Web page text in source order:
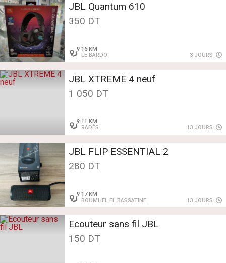
JBL Quantum 610
350 DT
16 KM
LE BARDO
3 JOURS
JBL XTREME 4 neuf
1 050 DT
11 KM
RADÈS
13 JOURS
JBL FLIP ESSENTIAL 2
280 DT
17 KM
BOUMHEL EL BASSATINE
13 JOURS
Ecouteur sans fil JBL
150 DT